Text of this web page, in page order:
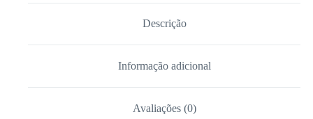
Descrição
Informação adicional
Avaliações (0)